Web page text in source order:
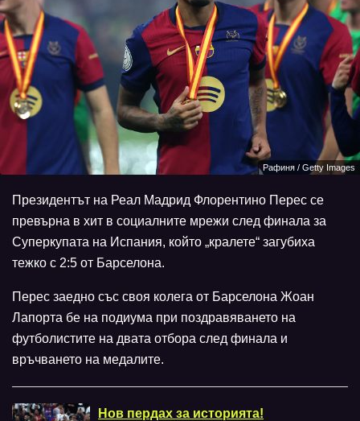
Рафиня / Getty Images
Президентът на Реал Мадрид Флорентино Перес се
превърна в хит в социалните мрежи след финала за
Суперкупата на Испания, който „кралете“ загубиха
тежко с 2:5 от Барселона.
Перес заедно със своя колега от Барселона Жоан
Лапорта бе на подиума при поздравяването на
футболистите на двата отбора след финала и
връчването на медалите.
Нов пердах за историята!